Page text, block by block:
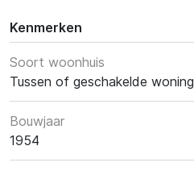
Kenmerken
Soort woonhuis
Tussen of geschakelde woning
Bouwjaar
1954